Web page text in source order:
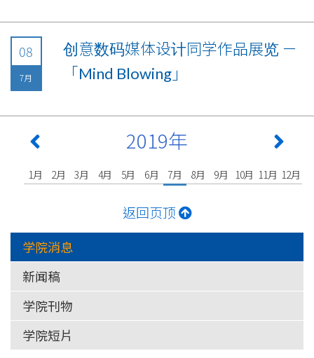
08
7月
创意数码媒体设计同学作品展览 －
「Mind Blowing」
2019年
1月 2月 3月 4月 5月 6月 7月 8月 9月 10月 11月 12月
返回页顶
学院消息
新闻稿
学院刊物
学院短片